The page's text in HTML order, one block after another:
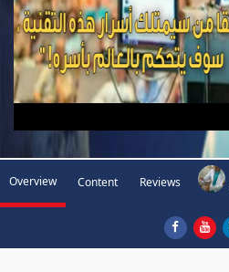
Overview Content Reviews